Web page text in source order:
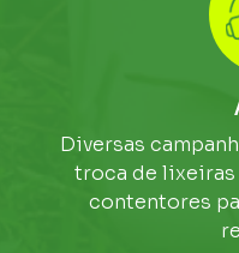
Diversas
troca de
contentores